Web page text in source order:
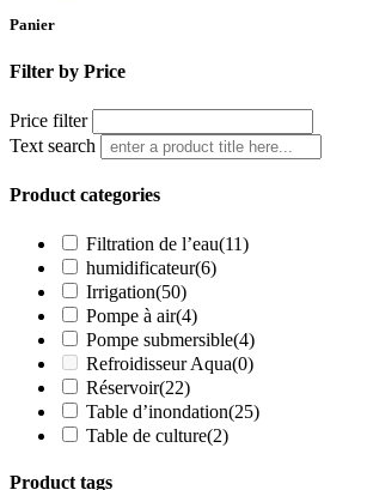
Panier
Filter by Price
Price filter
Text search
Product categories
Filtration de l’eau(11)
humidificateur(6)
Irrigation(50)
Pompe à air(4)
Pompe submersible(4)
Refroidisseur Aqua(0)
Réservoir(22)
Table d’inondation(25)
Table de culture(2)
Product tags